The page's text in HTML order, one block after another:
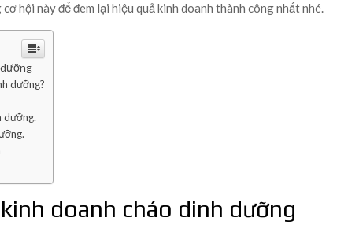
hội này để đem lại hiệu quả kinh doanh thành công nhất nhé.
dưỡng?
dưỡng.
doanh cháo dinh dưỡng